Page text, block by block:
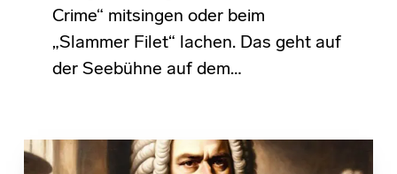
Crime“ mitsingen oder beim
„Slammer Filet“ lachen. Das geht auf
der Seebühne auf dem…